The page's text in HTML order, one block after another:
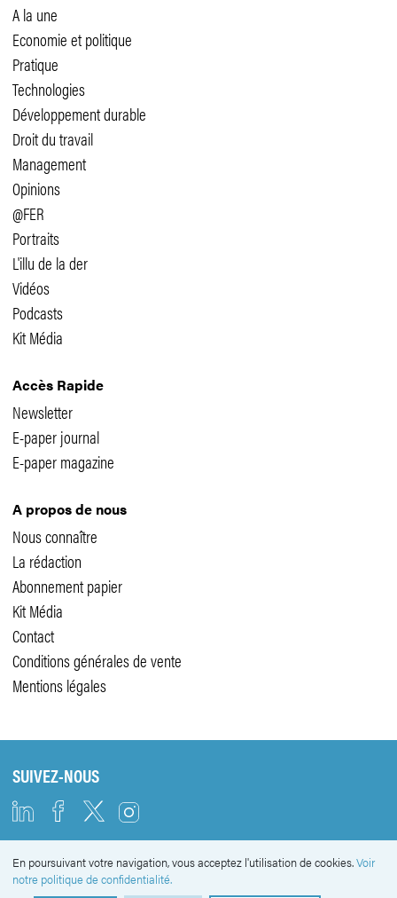
A la une
Economie et politique
Pratique
Technologies
Développement durable
Droit du travail
Management
Opinions
@FER
Portraits
L'illu de la der
Vidéos
Podcasts
Kit Média
Accès Rapide
Newsletter
E-paper journal
E-paper magazine
A propos de nous
Nous connaître
La rédaction
Abonnement papier
Kit Média
Contact
Conditions générales de vente
Mentions légales
SUIVEZ-NOUS
NEWSLETTER
En poursuivant votre navigation, vous acceptez l'utilisation de cookies.Voir
notre politique de confidentialité.